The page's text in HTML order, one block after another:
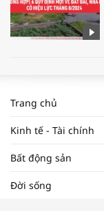
Trang chủ
Kinh tế - Tài chính
Bất động sản
Đời sống